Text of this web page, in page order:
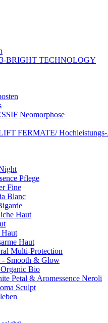
BRIGHT TECHNOLOGY
Neomorphose
FERMATE/
Pflege
Fine
Blanc
Haut
Haut
Haut
Multi-Protection
- Smooth & Glow
Bio
Petal & Aromessence Neroli
Sculpt